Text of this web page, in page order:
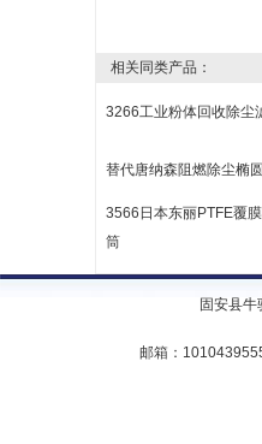
相关同类产品：
3266工业粉体回收除尘
替代唐纳森阻燃除尘椭
3566日本东丽PTFE覆
筒
固安县牛
邮箱：